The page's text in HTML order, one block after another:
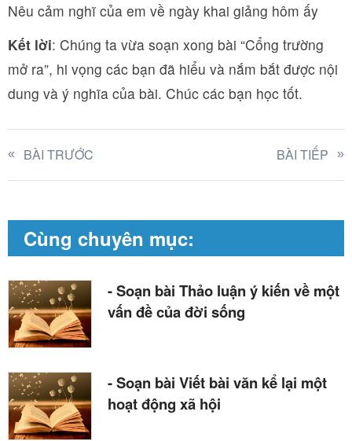
Nêu cảm nghĩ của em về ngày khai giảng hôm ấy
Kết lời: Chúng ta vừa soạn xong bài “Cổng trường
mở ra”, hi vọng các bạn đã hiểu và nắm bắt được nội
dung và ý nghĩa của bài. Chúc các bạn học tốt.
BÀI TRƯỚC BÀI TIẾP
Cùng chuyên mục:
- Soạn bài Thảo luận ý kiến về một
vấn đề của đời sống
- Soạn bài Viết bài văn kể lại một
hoạt động xã hội